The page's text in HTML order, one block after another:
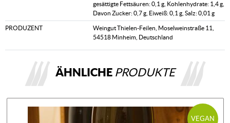
gesättigte Fettsäuren: 0,1 g, Kohlenhydrate: 1,4 g,
Davon Zucker: 0,7 g, Eiweiß: 0,1 g, Salz: 0,01 g
PRODUZENT
Weingut Thielen-Feilen, Moselweinstraße 11,
54518 Minheim, Deutschland
ÄHNLICHE PRODUKTE
VEGAN